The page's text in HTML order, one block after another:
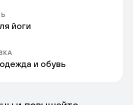
йоги
и обувь